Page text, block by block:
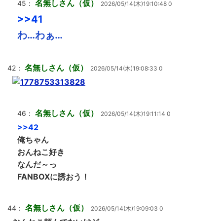
45： 名無しさん（仮） 2026/05/14(木)19:10:48 0
>>41
わ…わぁ…
42： 名無しさん（仮） 2026/05/14(木)19:08:33 0
46： 名無しさん（仮） 2026/05/14(木)19:11:14 0
>>42
俺ちゃん
おんねこ好き
なんだ～っ
FANBOXに誘おう！
44： 名無しさん（仮） 2026/05/14(木)19:09:03 0